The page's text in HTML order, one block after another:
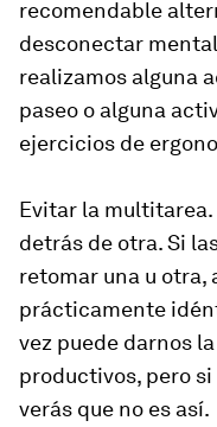
recomendable
desconectar
realizamos alguna
paseo o alguna
ejercicios de
Evitar la
detrás de otra. Si
retomar una u otra,
prácticamente
vez puede darnos
productivos, pero
verás que no es así.